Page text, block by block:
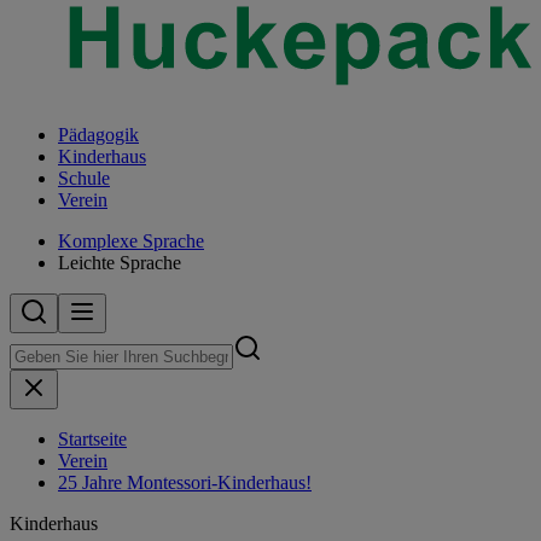
Pädagogik
Kinderhaus
Schule
Verein
Komplexe Sprache
Leichte Sprache
Startseite
Verein
25 Jahre Montessori-Kinderhaus!
Kinderhaus